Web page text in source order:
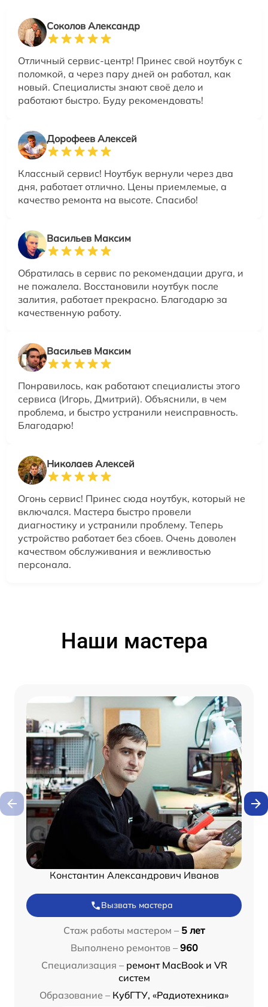
Соколов Александр
Отличный сервис-центр! Принес свой ноутбук с
поломкой, а через пару дней он работал, как
новый. Специалисты знают своё дело и
работают быстро. Буду рекомендовать!
Дорофеев Алексей
Классный сервис! Ноутбук вернули через два
дня, работает отлично. Цены приемлемые, а
качество ремонта на высоте. Спасибо!
Васильев Максим
Обратилась в сервис по рекомендации друга, и
не пожалела. Восстановили ноутбук после
залития, работает прекрасно. Благодарю за
качественную работу.
Васильев Максим
Понравилось, как работают специалисты этого
сервиса (Игорь, Дмитрий). Объяснили, в чем
проблема, и быстро устранили неисправность.
Благодарю!
Николаев Алексей
Огонь сервис! Принес сюда ноутбук, который не
включался. Мастера быстро провели
диагностику и устранили проблему. Теперь
устройство работает без сбоев. Очень доволен
качеством обслуживания и вежливостью
персонала.
Наши мастера
Константин Александрович Иванов
Вызвать мастера
Стаж работы мастером – 5 лет
Выполнено ремонтов – 960
Специализация – ремонт MacBook и VR
систем
Образование – КубГТУ, «Радиотехника»